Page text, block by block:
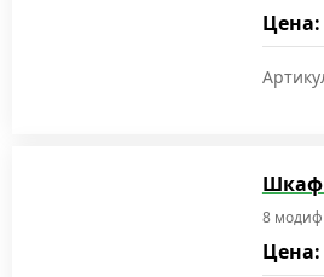
Цена:
Шкаф
8
Цена: